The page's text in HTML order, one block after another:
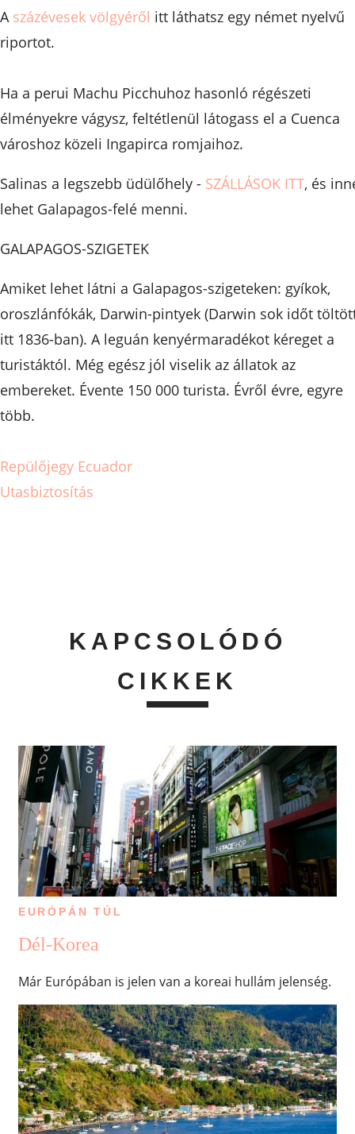
Aszázévesek völgyéről itt láthatsz egy német nyelvű
riportot.
Ha a perui Machu Picchuhoz hasonló régészeti
élményekre vágysz, feltétlenül látogass el a Cuenca
városhoz közeli Ingapirca romjaihoz.
Salinas a legszebb üdülőhely - SZÁLLÁSOK ITT, és
lehet Galapagos-felé menni.
GALAPAGOS-SZIGETEK
Amiket lehet látni a Galapagos-szigeteken: gyíkok,
oroszlánfókák, Darwin-pintyek (Darwin sok időt
itt 1836-ban). A leguán kenyérmaradékot kéreget a
turistáktól. Még egész jól viselik az állatok az
embereket. Évente 150 000 turista. Évről évre, egyre
több.
Repülőjegy Ecuador
Utasbiztosítás
KAPCSOLÓDÓ
CIKKEK
EURÓPÁN TÚL
Dél-Korea
Már Európában is jelen van a koreai hullám jelenség.